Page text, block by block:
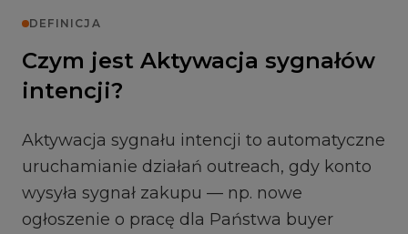
DEFINICJA
Czym jest Aktywacja sygnałów
intencji?
Aktywacja sygnału intencji to automatyczne
uruchamianie działań outreach, gdy konto
wysyła sygnał zakupu — np. nowe
ogłoszenie o pracę dla Państwa buyer